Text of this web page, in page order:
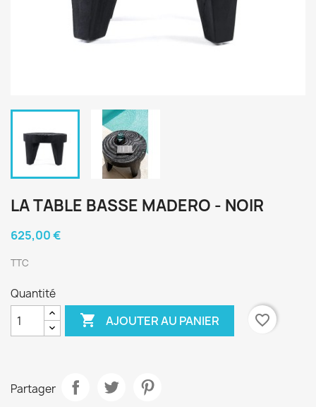
LA TABLE BASSE MADERO - NOIR
625,00 €
TTC
Quantité
 AJOUTER AU PANIER favorite_border
Partager